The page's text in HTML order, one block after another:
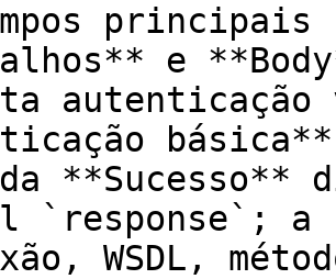
principais
e
**Sucesso**
`response`; a
WSDL,